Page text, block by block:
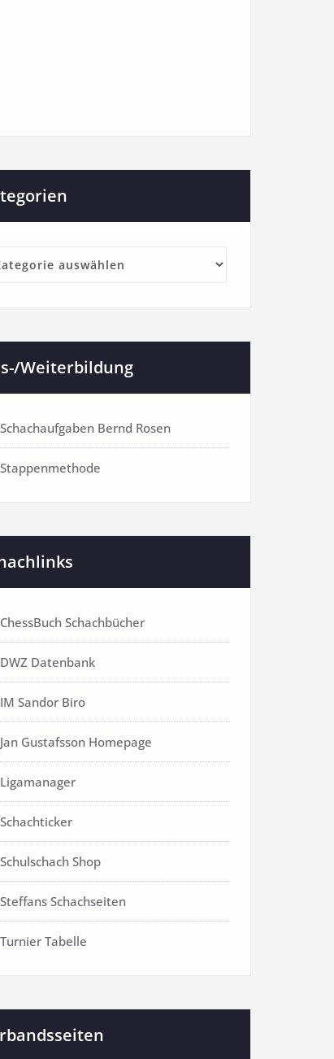
Weiterbildung
Schachaufgaben Bernd Rosen
Stappenmethode
ChessBuch Schachbücher
DWZ Datenbank
IM Sandor Biro
Jan Gustafsson Homepage
Ligamanager
Schachticker
Schulschach Shop
Steffans Schachseiten
Turnier Tabelle